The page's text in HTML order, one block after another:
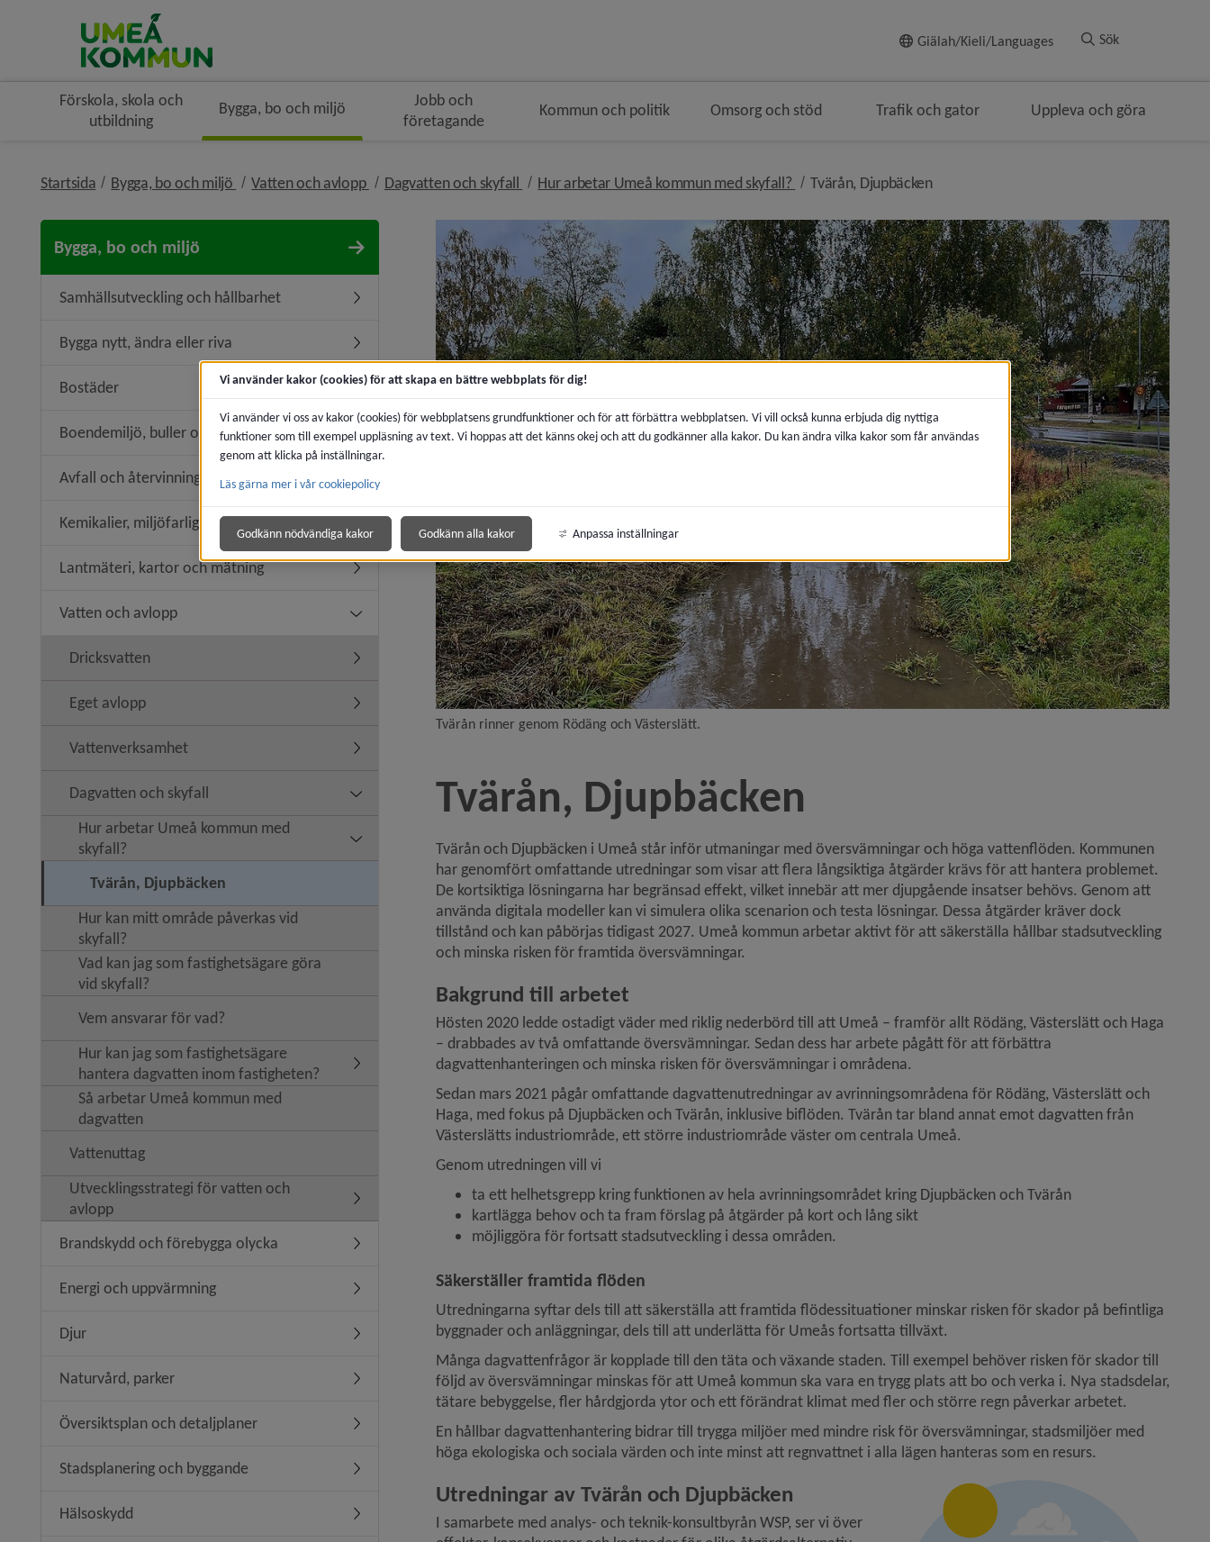
Giälah/Kieli/Languages Sök
Förskola, skola och
utbildning
Bygga, bo och miljö
Jobb och
företagande
Kommun och politik Omsorg och stöd Trafik och gator Uppleva och göra
Startsida Bygga, bo och miljö nivå i brödsmulenavigeringen
Vatten och avlopp nivå i brödsmulenavigeringen
Dagvatten och skyfall nivå i brödsmulenavigeringen
Hur arbetar Umeå kommun med skyfall? nivå i brödsmulenavigeringen
Tvärån, Djupbäckennivå i brödsmulenavigeringen
Bygga, bo och miljö
Samhällsutveckling och hållbarhet Undermeny för Samhällsutveckling och hållbarhet
Bygga nytt, ändra eller riva Undermeny för Bygga nytt, ändra eller riva
Bostäder
Boendemiljö, buller och luftkvalitet Undermeny för Boendemiljö, buller och luftkvalitet
Avfall och återvinning Undermeny för Avfall och återvinning
Kemikalier, miljöfarlig verksamhet Undermeny för Kemikalier, miljöfarlig verksamhet
Lantmäteri, kartor och mätning Undermeny för Lantmäteri, kartor och mätning
Vatten och avlopp Undermeny för Vatten och avlopp
Dricksvatten Undermeny för Dricksvatten
Eget avlopp Undermeny för Eget avlopp
Vattenverksamhet Undermeny för Vattenverksamhet
Dagvatten och skyfall Undermeny för Dagvatten och skyfall
Hur arbetar Umeå kommun med
skyfall?
Undermeny för Hur arbetar Umeå kommun med skyfall?
Tvärån, Djupbäcken
Hur kan mitt område påverkas vid
skyfall?
Vad kan jag som fastighetsägare göra
vid skyfall?
Vem ansvarar för vad?
Hur kan jag som fastighetsägare
hantera dagvatten inom fastigheten?
Undermeny för Hur kan jag som fastighetsägare hantera dagvatten inom fastigheten?
Så arbetar Umeå kommun med
dagvatten
Vattenuttag
Utvecklingsstrategi för vatten och
avlopp
Undermeny för Utvecklingsstrategi för vatten och avlopp
Brandskydd och förebygga olycka Undermeny för Brandskydd och förebygga olycka
Energi och uppvärmning Undermeny för Energi och uppvärmning
Djur Undermeny för Djur
Naturvård, parker Undermeny för Naturvård, parker
Översiktsplan och detaljplaner Undermeny för Översiktsplan och detaljplaner
Stadsplanering och byggande Undermeny för Stadsplanering och byggande
Hälsoskydd Undermeny för Hälsoskydd
Tvärån rinner genom Rödäng och Västerslätt.
Tvärån, Djupbäcken
Tvärån och Djupbäcken i Umeå står inför utmaningar med översvämningar och höga vattenflöden. Kommunen
har genomfört omfattande utredningar som visar att flera långsiktiga åtgärder krävs för att hantera problemet.
De kort­siktiga lösningarna har begränsad effekt, vilket innebär att mer djupgående insatser behövs. Genom att
använda digitala modeller kan vi simulera olika scenarion och testa lösningar. Dessa åtgärder kräver dock
tillstånd och kan påbörjas tidigast 2027. Umeå kommun arbetar aktivt för att säkerställa hållbar stadsutveckling
och minska risken för framtida översvämningar.
Bakgrund till arbetet
Hösten 2020 ledde ostadigt väder med riklig nederbörd till att Umeå – framför allt Rödäng, Västerslätt och Haga
– drabbades av två omfattande översvämningar. Sedan dess har arbete pågått för att förbättra
dagvattenhanteringen och minska risken för översvämningar i områdena.
Sedan mars 2021 pågår omfattande dagvattenutredningar av avrinningsområdena för Rödäng, Västerslätt och
Haga, med fokus på Djupbäcken och Tvärån, inklusive biflöden. Tvärån tar bland annat emot dagvatten från
Västerslätts industriområde, ett större industriområde väster om centrala Umeå.
Genom utredningen vill vi
ta ett helhetsgrepp kring funktionen av hela avrinningsområdet kring Djupbäcken och Tvärån
kartlägga behov och ta fram förslag på åtgärder på kort och lång sikt
möjliggöra för fortsatt stadsutveckling i dessa områden.
Säkerställer framtida flöden
Utredningarna syftar dels till att säkerställa att framtida flödessituationer minskar risken för skador på befintliga
byggnader och anläggningar, dels till att underlätta för Umeås fortsatta tillväxt.
Många dagvattenfrågor är kopplade till den täta och växande staden. Till exempel behöver risken för skador till
följd av översvämningar minskas för att Umeå kommun ska vara en trygg plats att bo och verka i. Nya stadsdelar,
tätare bebyggelse, fler hårdgjorda ytor och ett förändrat klimat med fler och större regn påverkar arbetet.
En hållbar dagvattenhantering bidrar till trygga miljöer med mindre risk för översvämningar, stadsmiljöer med
höga ekologiska och sociala värden och inte minst att regnvattnet i alla lägen hanteras som en resurs.
Utredningar av Tvärån och Djupbäcken
I samarbete med analys- och teknik-konsultbyrån WSP, ser vi över
Vi använder kakor (cookies) för att skapa en bättre webbplats för dig!
Vi använder vi oss av kakor (cookies) för webbplatsens grundfunktioner och för att förbättra webbplatsen. Vi vill också kunna erbjuda dig nyttiga
funktioner som till exempel uppläsning av text. Vi hoppas att det känns okej och att du godkänner alla kakor. Du kan ändra vilka kakor som får användas
genom att klicka på inställningar.
Läs gärna mer i vår cookiepolicy
Godkänn nödvändiga kakor Godkänn alla kakor Anpassa inställningar